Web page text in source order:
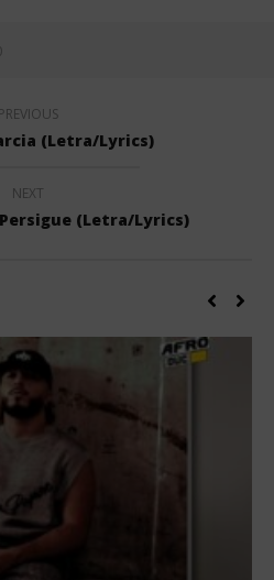
PREVIOUS
(Letra/Lyrics)
NEXT
(Letra/Lyrics)